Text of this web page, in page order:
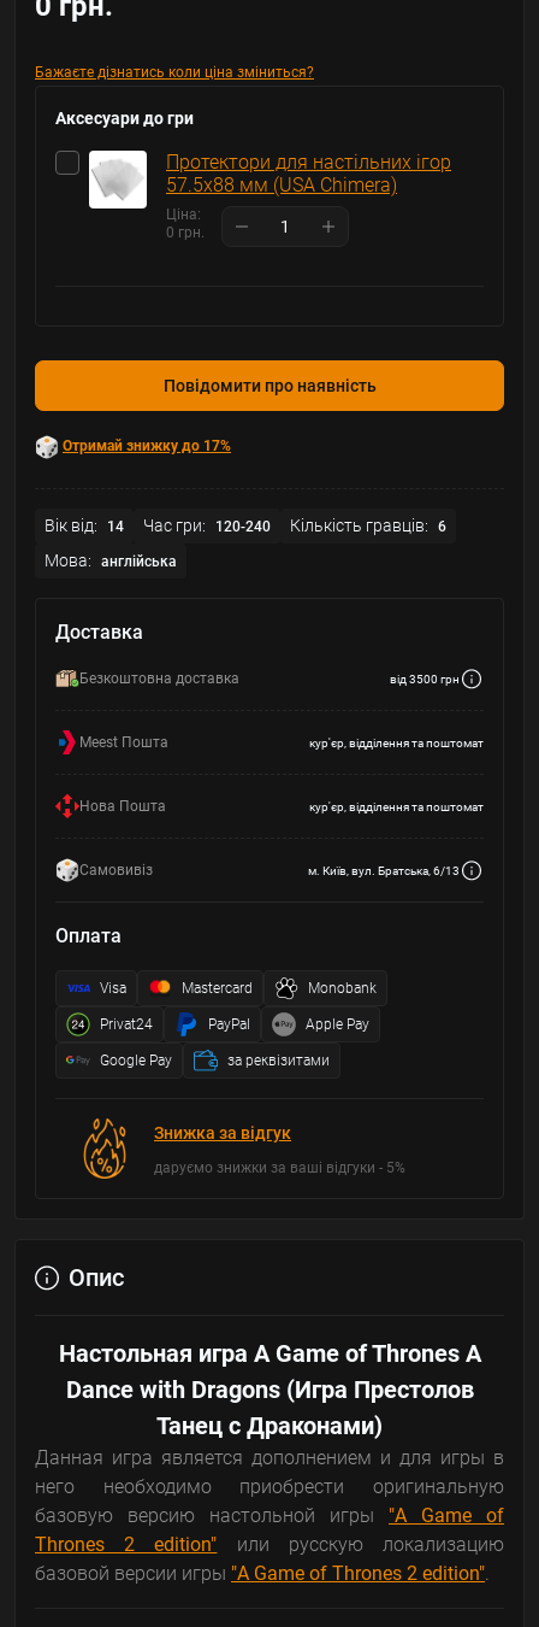
Бажаєте дізнатись коли ціна зміниться?
Аксесуари до гри
Протектори для настільних ігор
57.5х88 мм (USA Chimera)
Ціна:
0 грн.
Повідомити про наявність
Отримай знижку до 17%
Вік від: 14 Час гри: 120-240 Кількість гравців: 6
Мова: англійська
Доставка
Безкоштовна доставка від 3500 грн
Meest Пошта кур'єр, відділення та поштомат
Нова Пошта кур'єр, відділення та поштомат
Самовивіз м. Київ, вул. Братська, 6/13
Оплата
Visa Mastercard Monobank
Privat24 PayPal Apple Pay
Google Pay за реквізитами
Знижка за відгук
даруємо знижки за ваші відгуки - 5%
Опис
Настольная игра A Game of Thrones A
Dance with Dragons (Игра Престолов
Танец с Драконами)
Данная игра является дополнением и для игры в
него необходимо приобрести оригинальную
базовую версию настольной игры
"A Game of
Thrones 2 edition" или русскую локализацию
базовой версии игры "A Game of Thrones 2 edition".